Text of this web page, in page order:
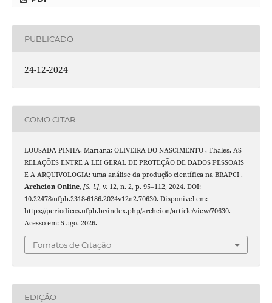
PUBLICADO
24-12-2024
COMO CITAR
LOUSADA PINHA, Mariana; OLIVEIRA DO NASCIMENTO , Thales. AS
RELAÇÕES ENTRE A LEI GERAL DE PROTEÇÃO DE DADOS PESSOAIS
E A ARQUIVOLOGIA: uma análise da produção científica na BRAPCI .
Archeion Online, [S. l.], v. 12, n. 2, p. 95–112, 2024. DOI:
10.22478/ufpb.2318-6186.2024v12n2.70630. Disponível em:
https://periodicos.ufpb.br/index.php/archeion/article/view/70630.
Acesso em: 5 ago. 2026.
Fomatos de Citação
EDIÇÃO